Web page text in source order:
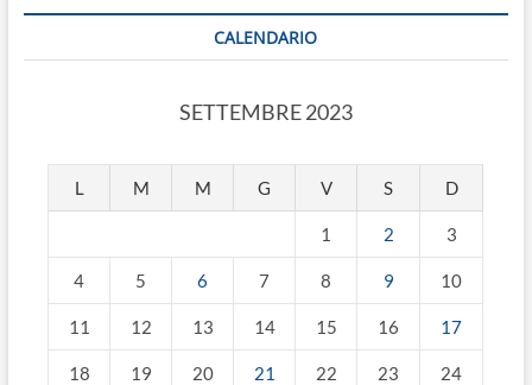
CALENDARIO
SETTEMBRE 2023
L M M G V S D
1 2 3
4 5 6 7 8 9 10
11 12 13 14 15 16 17
18 19 20 21 22 23 24